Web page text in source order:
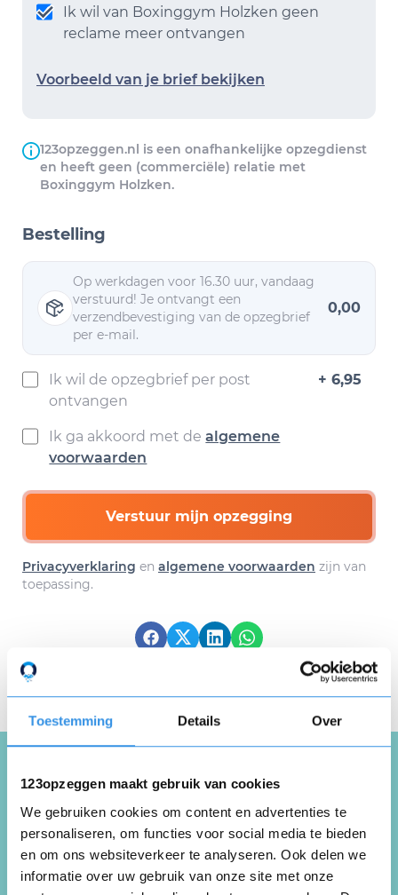
Toestemming Details Over
123opzeggen maakt gebruik van cookies
We gebruiken cookies om content en advertenties te
personaliseren, om functies voor social media te bieden
en om ons websiteverkeer te analyseren. Ook delen we
informatie over uw gebruik van onze site met onze
Ik wil van Boxinggym Holzken geen
reclame meer ontvangen
Voorbeeld van je brief bekijken
123opzeggen.nl is een onafhankelijke opzegdienst
en heeft geen (commerciële) relatie met
Boxinggym Holzken.
Bestelling
Op werkdagen voor 16.30 uur, vandaag
verstuurd! Je ontvangt een
verzendbevestiging van de opzegbrief
per e-mail.
0,00
Ik wil de opzegbrief per post
ontvangen
+ 6,95
Ik ga akkoord met dealgemene
voorwaarden
Verstuur mijn opzegging
Privacyverklaring en algemene voorwaarden zijn van
toepassing.
Schrijf een review over
Boxinggym Holzken